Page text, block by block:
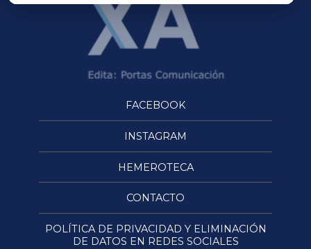
FACEBOOK
INSTAGRAM
HEMEROTECA
CONTACTO
POLÍTICA DE PRIVACIDAD Y ELIMINACIÓN
DE DATOS EN REDES SOCIALES